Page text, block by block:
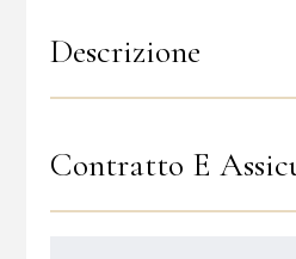
Descrizione
Contratto E